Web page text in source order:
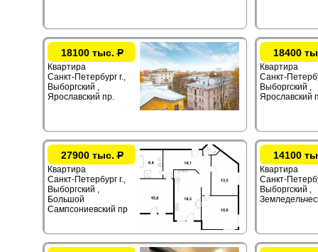
18100 тыс.Р
Квартира
Санкт-Петербург г.,
Выборгский ,
Ярославский пр.
18400
Квартира
Санкт-
Выборгский ,
Ярославский
27900 тыс.Р
Квартира
Санкт-Петербург г.,
Выборгский ,
Большой
Сампсониевский пр
14100
Квартира
Санкт-
Выборгский ,